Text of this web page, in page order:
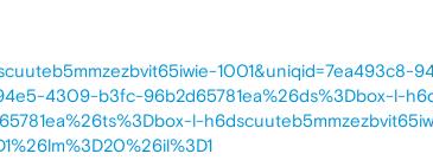
4309-b3fc-96b2d65781ea%26ds%3Dbox-l-
l-